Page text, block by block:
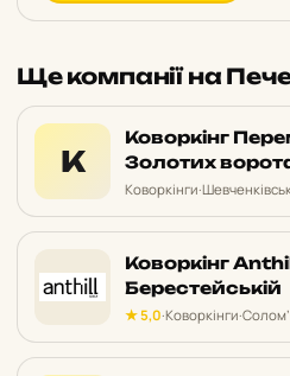
Ще компанії на
К
Коворкінг
Золотих
Коворкінги·
Коворкінг
Берестейській
★ 5,0·Коворкінги·